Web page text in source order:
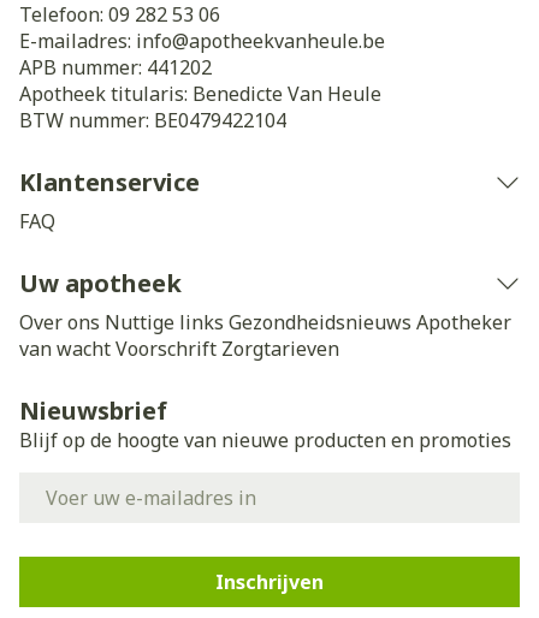
Telefoon: 09 282 53 06
E-mailadres: info@apotheekvanheule.be
APB nummer: 441202
Apotheek titularis: Benedicte Van Heule
BTW nummer: BE0479422104
Klantenservice
FAQ
Uw apotheek
Over ons Nuttige links Gezondheidsnieuws Apotheker
van wachtVoorschrift Zorgtarieven
Nieuwsbrief
Blijf op de hoogte van nieuwe producten en promoties
Inschrijven